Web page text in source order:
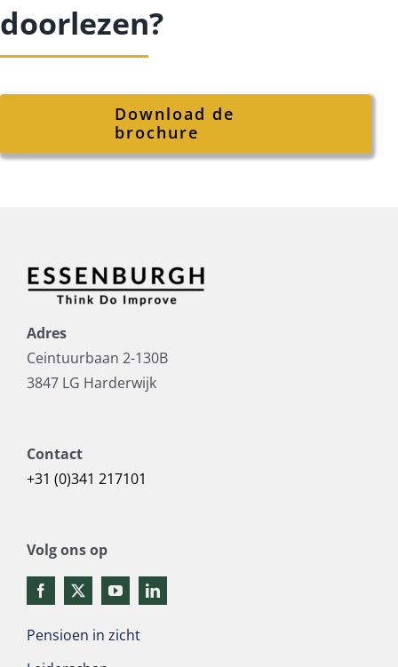
doorlezen?
Download de
brochure
Adres
Ceintuurbaan 2-130B
3847 LG Harderwijk
Contact
+31 (0)341 217101
Volg ons op
Pensioen in zicht